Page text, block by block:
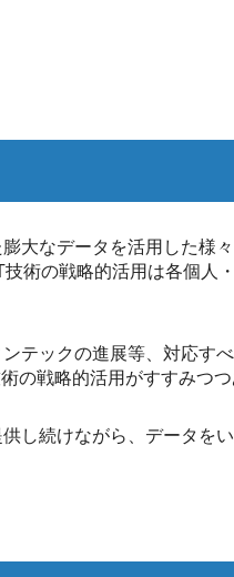
大なデータを活用した様
術の戦略的活用は各個人
テックの進展等、対応す
の戦略的活用がすすみつつ
し続けながら、データを